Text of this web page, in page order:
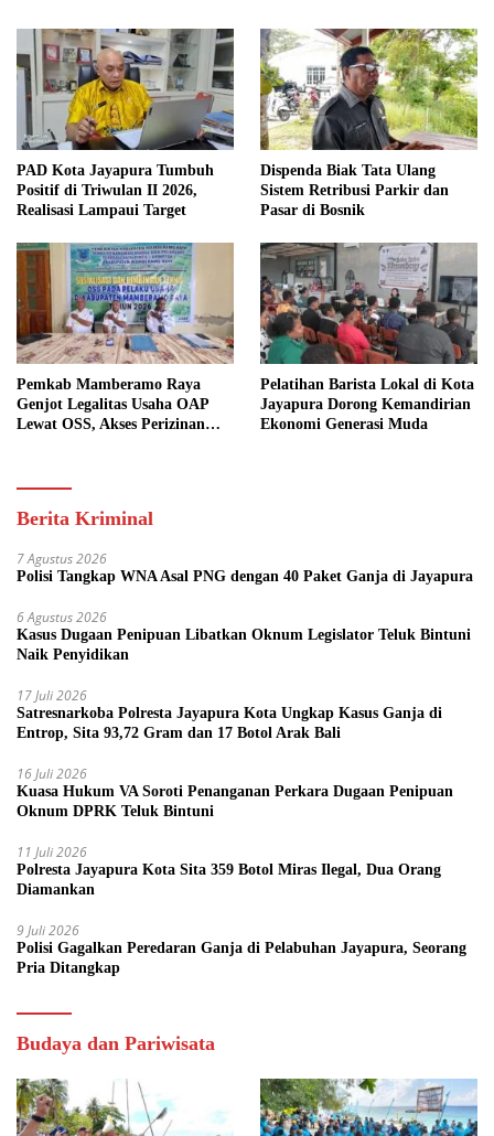
PAD Kota Jayapura Tumbuh
Positif di Triwulan II 2026,
Realisasi Lampaui Target
Dispenda Biak Tata Ulang
Sistem Retribusi Parkir dan
Pasar di Bosnik
Pemkab Mamberamo Raya
Genjot Legalitas Usaha OAP
Lewat OSS, Akses Perizinan
Pelatihan Barista Lokal di Kota
Jayapura Dorong Kemandirian
Ekonomi Generasi Muda
Berita Kriminal
7 Agustus 2026
Polisi Tangkap WNA Asal PNG dengan 40 Paket Ganja di Jayapura
6 Agustus 2026
Kasus Dugaan Penipuan Libatkan Oknum Legislator Teluk Bintuni
Naik Penyidikan
17 Juli 2026
Satresnarkoba Polresta Jayapura Kota Ungkap Kasus Ganja di
Entrop, Sita 93,72 Gram dan 17 Botol Arak Bali
16 Juli 2026
Kuasa Hukum VA Soroti Penanganan Perkara Dugaan Penipuan
Oknum DPRK Teluk Bintuni
11 Juli 2026
Polresta Jayapura Kota Sita 359 Botol Miras Ilegal, Dua Orang
Diamankan
9 Juli 2026
Polisi Gagalkan Peredaran Ganja di Pelabuhan Jayapura, Seorang
Pria Ditangkap
Budaya dan Pariwisata